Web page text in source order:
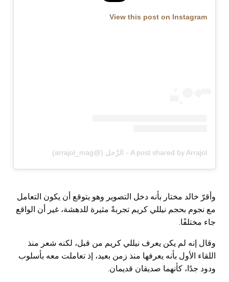
View this post on Instagram
A post shared by Arrajol - الرَّجل (@arrajol_mag)
وأقرّ خالد مختار بأنه دخل التصوير وهو يتوقع أن يكون التعامل
مع نجوم بحجم نيللي كريم تجربةً مثيرة للدهشة، غير أن الواقع
جاء مختلفًا.
وقال إنه لم يكن يعرف نيللي كريم من قبل، لكنه شعر منذ
اللقاء الأول بأنه يعرفها منذ زمن بعيد، إذ تعاملت معه بأسلوب
ودود جدًا، كأنهما صديقان قديمان.